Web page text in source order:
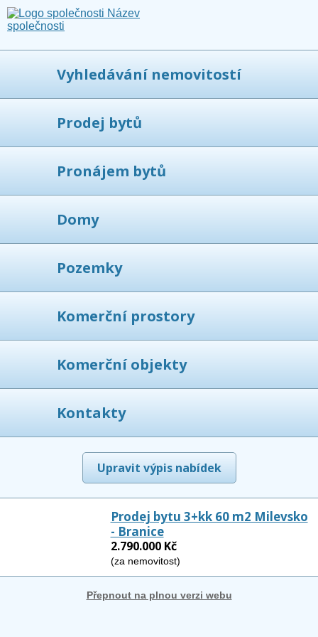
Vyhledávání nemovitostí
Prodej bytů
Pronájem bytů
Domy
Pozemky
Komerční prostory
Komerční objekty
Kontakty
Upravit výpis nabídek
Prodej bytu 3+kk 60 m2 Milevsko
- Branice
2.790.000 Kč
(za nemovitost)
Přepnout na plnou verzi webu